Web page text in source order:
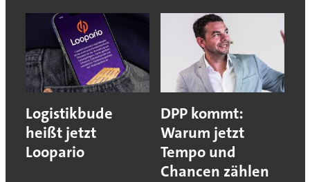
Logistikbude
heißt jetzt
Loopario
DPP kommt:
Warum jetzt
Tempo und
Chancen zählen